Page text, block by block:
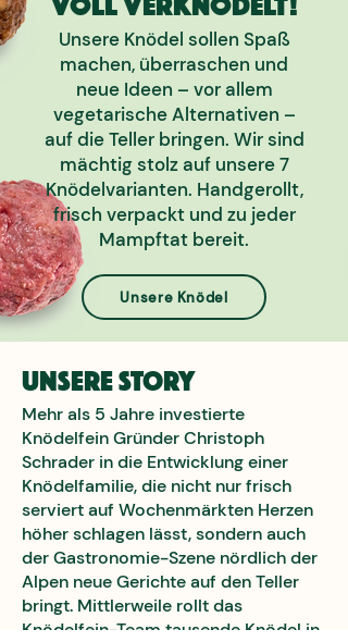
Unsere Knödel sollen Spaß
machen, überraschen und
neue Ideen – vor allem
vegetarische Alternativen –
auf die Teller bringen. Wir sind
mächtig stolz auf unsere 7
Knödelvarianten. Handgerollt,
frisch verpackt und zu jeder
Mampftat bereit.
Unsere Knödel
Unsere Story
Mehr als 5 Jahre investierte
Knödelfein Gründer Christoph
Schrader in die Entwicklung einer
Knödelfamilie, die nicht nur frisch
serviert auf Wochenmärkten Herzen
höher schlagen lässt, sondern auch
der Gastronomie-Szene nördlich der
Alpen neue Gerichte auf den Teller
bringt. Mittlerweile rollt das
Knödelfein-Team tausende Knödel in